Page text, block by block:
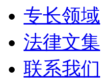
专长领域
法律文集
联系我们